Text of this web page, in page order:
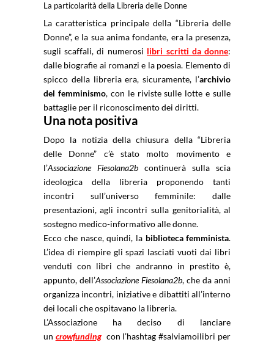
La particolarità della Libreria delle Donne
La caratteristica principale della “Libreria delle
Donne”, e la sua anima fondante, era la presenza,
sugli scaffali, di numerosi libri scritti da donne:
dalle biografie ai romanzi e la poesia. Elemento di
spicco della libreria era, sicuramente, l’archivio
del femminismo, con le riviste sulle lotte e sulle
battaglie per il riconoscimento dei diritti.
Una nota positiva
Dopo la notizia della chiusura della “Libreria
delle Donne” c’è stato molto movimento e
l’Associazione Fiesolana2bcontinuerà sulla scia
ideologica della libreria proponendo tanti
incontri sull’universo femminile: dalle
presentazioni, agli incontri sulla genitorialità, al
sostegno medico-informativo alle donne.
Ecco che nasce, quindi, la biblioteca femminista.
L’idea di riempire gli spazi lasciati vuoti dai libri
venduti con libri che andranno in prestito è,
appunto, dell’Associazione Fiesolana2b, che da anni
organizza incontri, iniziative e dibattiti all’interno
dei locali che ospitavano la libreria.
L’Associazione ha deciso di lanciare
un crowfundingcon l’hashtag #salviamoilibri per